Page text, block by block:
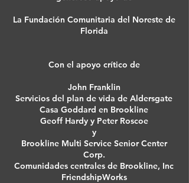
La Fundación Comunitaria del Noreste de
Florida
Con el apoyo crítico de
John Franklin
Servicios del plan de vida de Aldersgate
Casa Goddard en Brookline
Geoff Hardy y Peter Roscoe
y
Brookline Multi Service Senior Center
Corp.
Comunidades centrales de Brookline, Inc
FriendshipWorks